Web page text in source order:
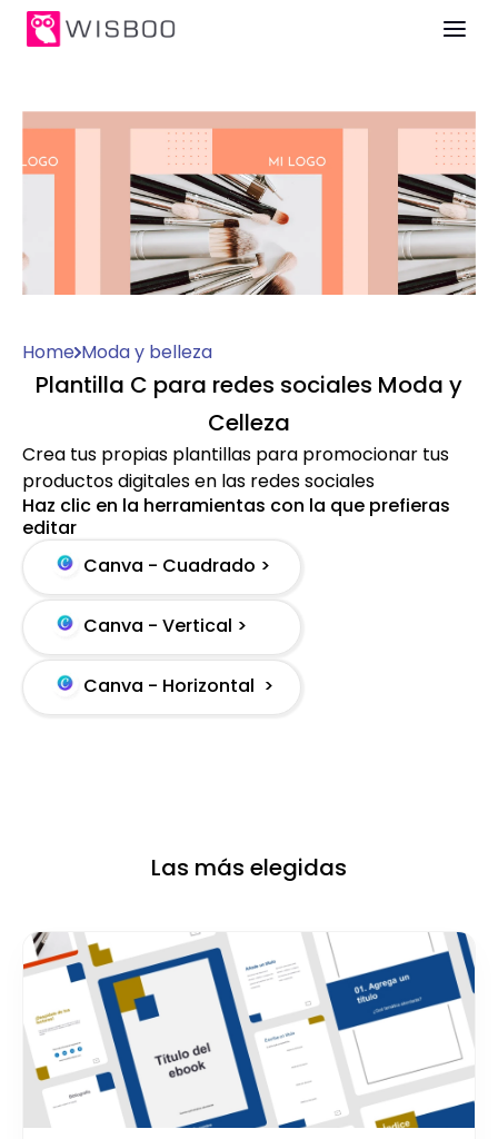
Home Moda y belleza
Plantilla C para redes sociales Moda y
Celleza
Crea tus propias plantillas para promocionar tus
productos digitales en las redes sociales
Haz clic en la herramientas con la que prefieras
editar
Canva - Cuadrado >
Canva - Vertical >
Canva - Horizontal >
Las más elegidas